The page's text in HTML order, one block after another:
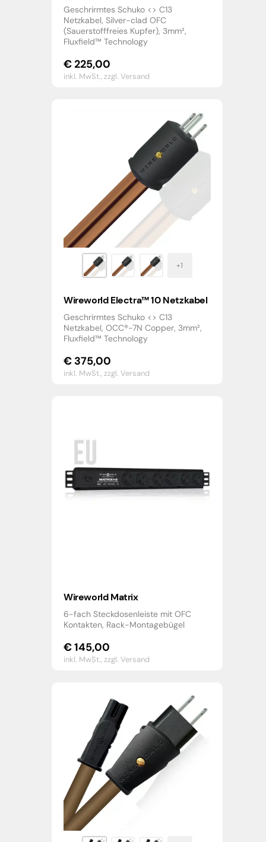
Geschrirmtes Schuko <> C13
Netzkabel, Silver-clad OFC
(Sauerstofffreies Kupfer), 3mm²,
Fluxfield™ Technology
€225,00
inkl. MwSt.,zzgl. Versand
Wireworld Electra™ 10 Netzkabel
Geschrirmtes Schuko <> C13
Netzkabel, OCC®-7N Copper, 3mm²,
Fluxfield™ Technology
€ 375,00
inkl. MwSt.,zzgl. Versand
Wireworld Matrix
6-fach Steckdosenleiste mit OFC
Kontakten, Rack-Montagebügel
€145,00
inkl. MwSt.,zzgl. Versand